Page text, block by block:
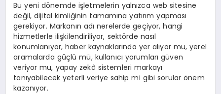
Bu yeni dönemde işletmelerin yalnızca web sitesine
değil, dijital kimliğinin tamamına yatırım yapması
gerekiyor. Markanın adı nerelerde geçiyor, hangi
hizmetlerle ilişkilendiriliyor, sektörde nasıl
konumlanıyor, haber kaynaklarında yer alıyor mu, yerel
aramalarda güçlü mü, kullanıcı yorumları güven
veriyor mu, yapay zekâ sistemleri markayı
tanıyabilecek yeterli veriye sahip mi gibi sorular önem
kazanıyor.